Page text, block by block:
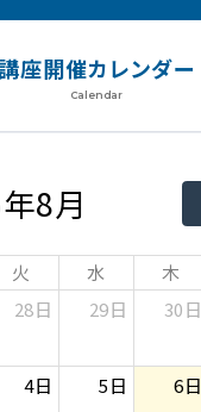
座開催カレンダー
Calendar
8月
火 水 木
28日 29日 30日
4日 5日 6日